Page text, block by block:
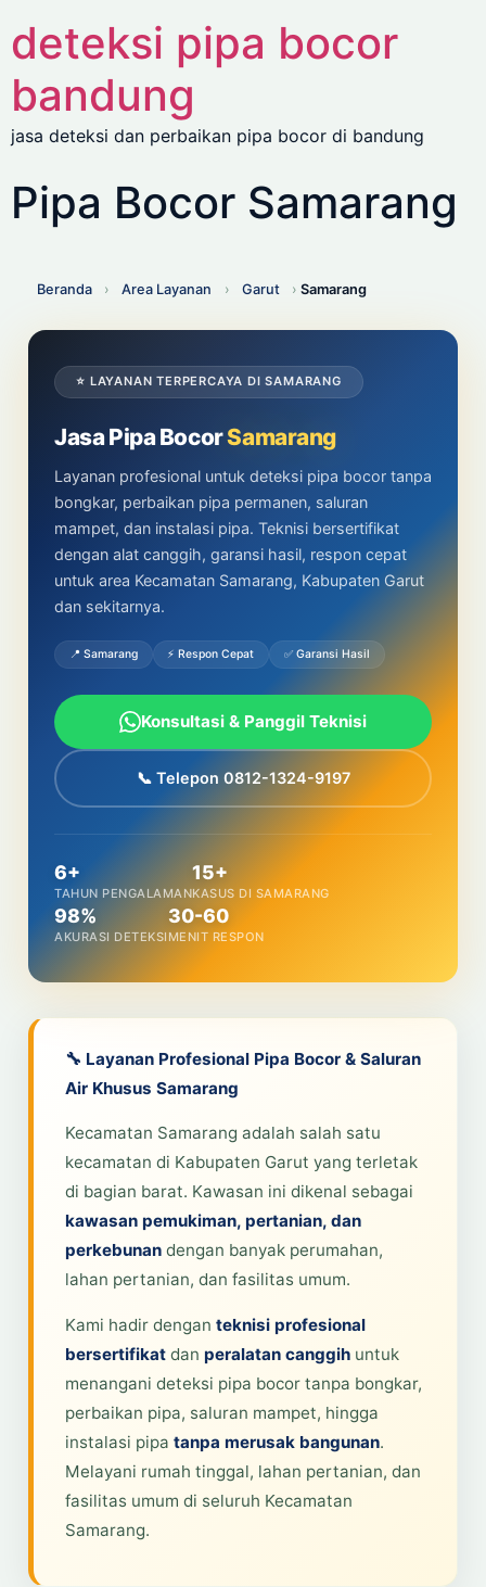
deteksi pipa bocor
bandung
jasa deteksi dan perbaikan pipa bocor di bandung
Pipa Bocor Samarang
Beranda › Area Layanan › Garut › Samarang
⭐ LAYANAN TERPERCAYA DI SAMARANG
Jasa Pipa BocorSamarang
Layanan profesional untuk deteksi pipa bocor tanpa
bongkar, perbaikan pipa permanen, saluran
mampet, dan instalasi pipa. Teknisi bersertifikat
dengan alat canggih, garansi hasil, respon cepat
untuk area Kecamatan Samarang, Kabupaten Garut
dan sekitarnya.
📍 Samarang ⚡ Respon Cepat ✅ Garansi Hasil
Konsultasi & Panggil Teknisi
📞 Telepon 0812-1324-9197
6+
TAHUN PENGALAMAN
15+
KASUS DI SAMARANG
98%
AKURASI DETEKSI
30-60
MENIT RESPON
🔧 Layanan Profesional Pipa Bocor & Saluran
Air Khusus Samarang
Kecamatan Samarang adalah salah satu
kecamatan di Kabupaten Garut yang terletak
di bagian barat. Kawasan ini dikenal sebagai
kawasan pemukiman, pertanian, dan
perkebunandengan banyak perumahan,
lahan pertanian, dan fasilitas umum.
Kami hadir dengan teknisi profesional
bersertifikatdan peralatan canggihuntuk
menangani deteksi pipa bocor tanpa bongkar,
perbaikan pipa, saluran mampet, hingga
instalasi pipa tanpa merusak bangunan.
Melayani rumah tinggal, lahan pertanian, dan
fasilitas umum di seluruh Kecamatan
Samarang.